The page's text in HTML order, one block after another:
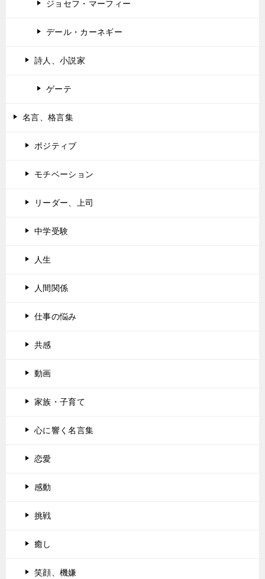
ジョセフ・マーフィー
デール・カーネギー
詩人、小説家
ゲーテ
名言、格言集
ポジティブ
モチベーション
リーダー、上司
中学受験
人生
人間関係
仕事の悩み
共感
動画
家族・子育て
心に響く名言集
恋愛
感動
挑戦
癒し
笑顔、機嫌